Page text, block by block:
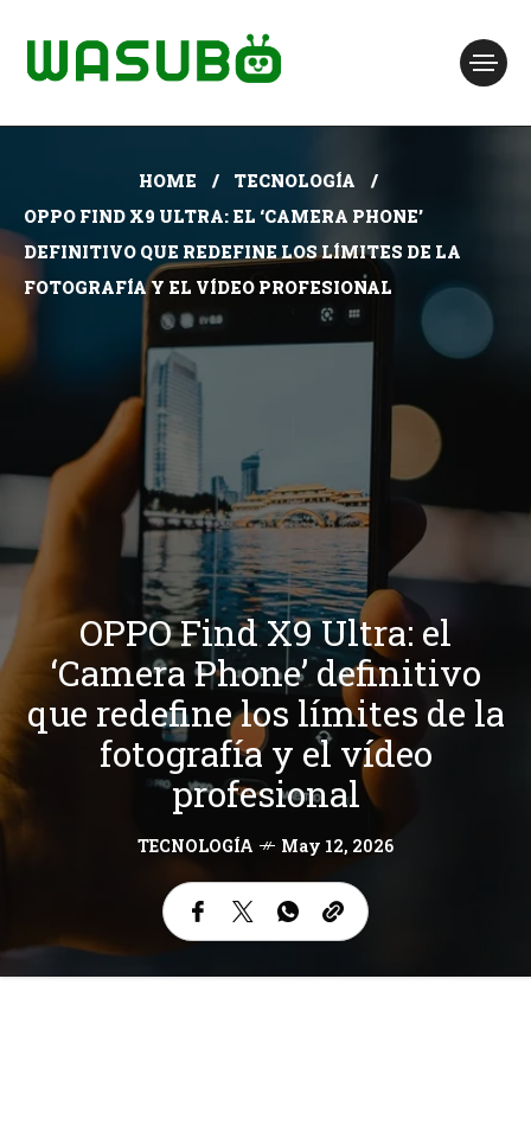
HOME
TECNOLOGÍA
OPPO FIND X9 ULTRA: EL ‘CAMERA PHONE’
DEFINITIVO QUE REDEFINE LOS LÍMITES DE LA
FOTOGRAFÍA Y EL VÍDEO PROFESIONAL
OPPO Find X9 Ultra: el
‘Camera Phone’ definitivo
que redefine los límites de la
fotografía y el vídeo
profesional
TECNOLOGÍA May 12, 2026